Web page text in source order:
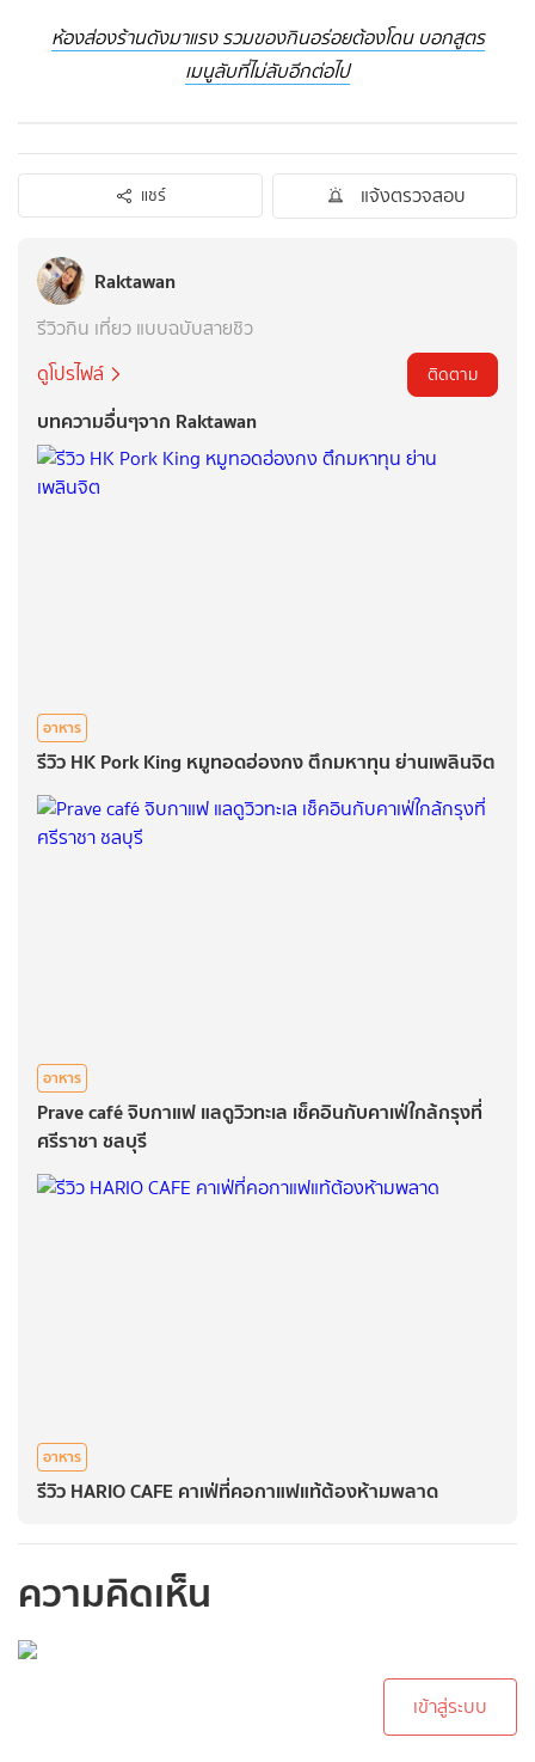
ห้องส่องร้านดังมาแรง รวมของกินอร่อยต้องโดน บอกสูตร
เมนูลับที่ไม่ลับอีกต่อไป
แชร์ แจ้งตรวจสอบ
Raktawan
รีวิวกิน เที่ยว แบบฉบับสายชิว
ดูโปรไฟล์
ติดตาม
บทความอื่นๆจาก Raktawan
อาหาร
รีวิว HK Pork King หมูทอดฮ่องกง ตึกมหาทุน ย่านเพลินจิต
อาหาร
Prave café จิบกาแฟ แลดูวิวทะเล เช็คอินกับคาเฟ่ใกล้กรุงที่
ศรีราชา ชลบุรี
อาหาร
รีวิว HARIO CAFE คาเฟ่ที่คอกาแฟแท้ต้องห้ามพลาด
ความคิดเห็น
เข้าสู่ระบบ